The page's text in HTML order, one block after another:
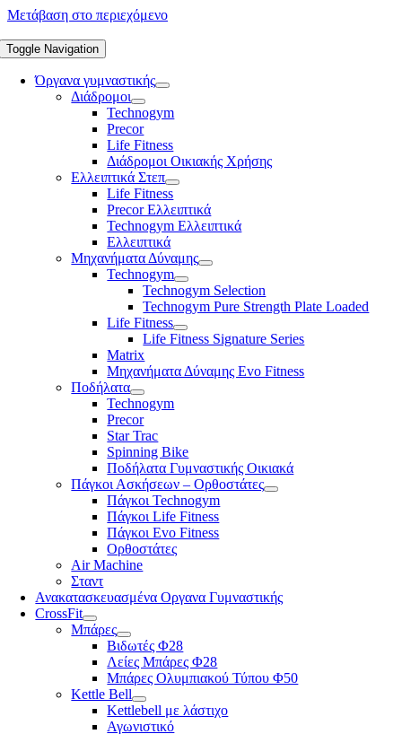
Μετάβαση στο περιεχόμενο
Toggle Navigation
Όργανα γυμναστικής
Διάδρομοι
Technogym
Precor
Life Fitness
Διάδρομοι Οικιακής Χρήσης
Ελλειπτικά Στεπ
Life Fitness
Precor Ελλειπτικά
Technogym Ελλειπτικά
Ελλειπτικά
Μηχανήματα Δύναμης
Technogym
Technogym Selection
Technogym Pure Strength Plate Loaded
Life Fitness
Life Fitness Signature Series
Matrix
Μηχανήματα Δύναμης Evo Fitness
Ποδήλατα
Technogym
Precor
Star Trac
Spinning Bike
Ποδήλατα Γυμναστικής Οικιακά
Πάγκοι Ασκήσεων – Ορθοστάτες
Πάγκοι Technogym
Πάγκοι Life Fitness
Πάγκοι Evo Fitness
Ορθοστάτες
Air Machine
Σταντ
Ανακατασκευασμένα Οργανα Γυμναστικής
CrossFit
Μπάρες
Βιδωτές Φ28
Λείες Μπάρες Φ28
Μπάρες Ολυμπιακού Τύπου Φ50
Kettle Bell
Kettlebell με λάστιχο
Αγωνιστικό